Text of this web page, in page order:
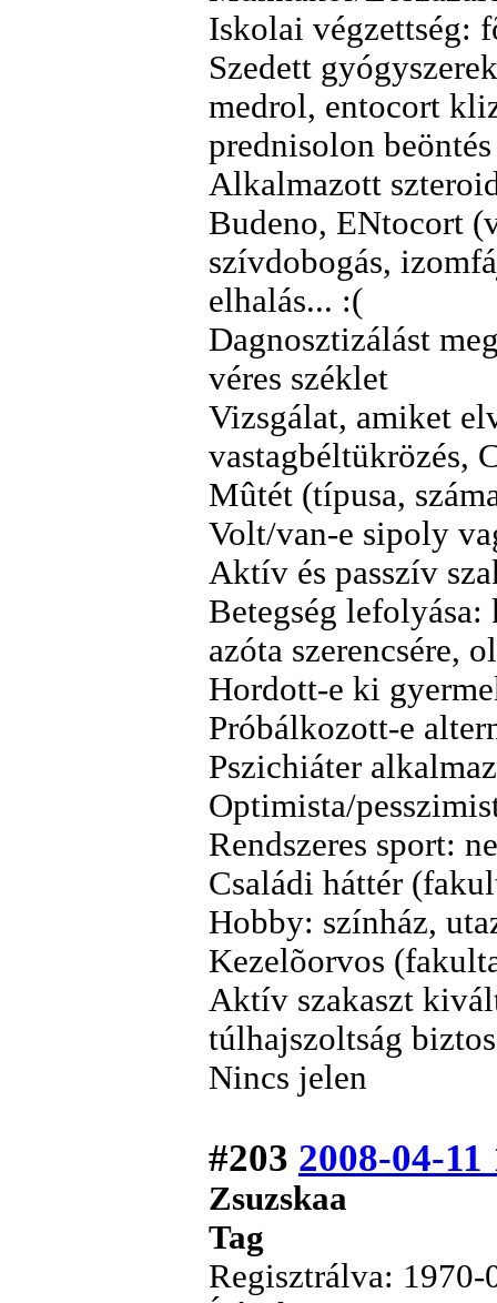
Iskolai végzettség:
Szedett
medrol, entocort
prednisolon beöntés
Alkalmazott
Budeno, ENtocort
szívdobogás,
elhalás... :(
Dagnosztizálást
véres széklet
Vizsgálat, amiket
vastagbéltükrözés,
Mûtét (típusa,
Volt/van-e sipoly
Aktív és passzív
Betegség
azóta szerencsére,
Hordott-e ki
Próbálkozott-e
Pszichiáter
Optimista/
Rendszeres sport:
Családi háttér
Hobby: színház,
Kezelõorvos
Aktív szakaszt
túlhajszoltság
Nincs jelen
#203 2008-04-11
Zsuzskaa
Tag
Regisztrálva: 1970-